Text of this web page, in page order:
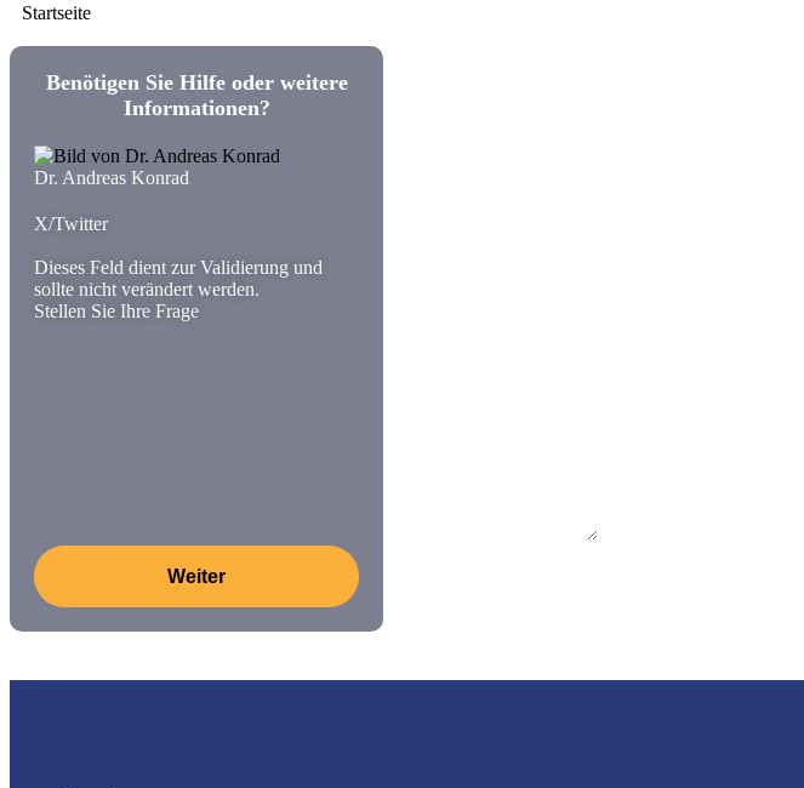
Startseite
Benötigen Sie Hilfe oder weitere
Informationen?
Dr. Andreas Konrad
X/Twitter
Dieses Feld dient zur Validierung und
sollte nicht verändert werden.
Stellen Sie Ihre Frage